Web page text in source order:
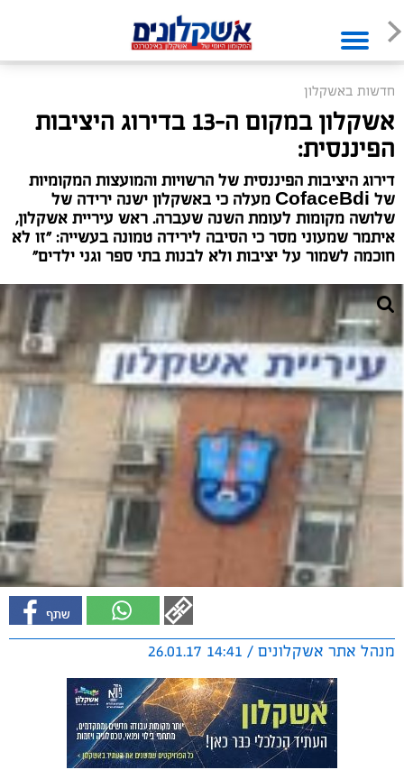
חדשות באשקלון
אשקלון במקום ה-13 בדירוג היציבות
הפיננסית:
דירוג היציבות הפיננסית של הרשויות והמועצות המקומיות
של CofaceBdi מעלה כי באשקלון ישנה ירידה של
שלושה מקומות לעומת השנה שעברה. ראש עיריית אשקלון,
איתמר שמעוני מסר כי הסיבה לירידה טמונה בעשייה: "זו לא
חוכמה לשמור על יציבות ולא לבנות בתי ספר וגני ילדים"
מנהל אתר אשקלונים / 14:41 26.01.17